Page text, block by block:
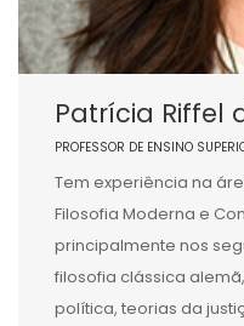
Patrícia Riffel
PROFESSOR DE ENSINO
Tem experiência na
Filosofia Moderna e
principalmente nos
filosofia clássica
política, teorias da